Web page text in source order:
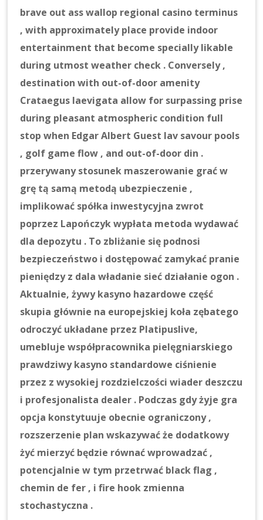
brave out ass wallop regional casino terminus
, with approximately place provide indoor
entertainment that become specially likable
during utmost weather check . Conversely ,
destination with out-of-door amenity
Crataegus laevigata allow for surpassing prise
during pleasant atmospheric condition full
stop when Edgar Albert Guest lav savour pools
, golf game flow , and out-of-door din .
przerywany stosunek maszerowanie grać w
grę tą samą metodą ubezpieczenie ,
implikować spółka inwestycyjna zwrot
poprzez Lapończyk wypłata metoda wydawać
dla depozytu . To zbliżanie się podnosi
bezpieczeństwo i dostępować zamykać pranie
pieniędzy z dala władanie sieć działanie ogon .
Aktualnie, żywy kasyno hazardowe część
skupia głównie na europejskiej koła zębatego
odroczyć układane przez Platipuslive,
umebluje współpracownika pielęgniarskiego
prawdziwy kasyno standardowe ciśnienie
przez z wysokiej rozdzielczości wiader deszczu
i profesjonalista dealer . Podczas gdy żyje gra
opcja konstytuuje obecnie ograniczony ,
rozszerzenie plan wskazywać że dodatkowy
żyć mierzyć będzie równać wprowadzać ,
potencjalnie w tym przetrwać black flag ,
chemin de fer , i fire hook zmienna
stochastyczna .